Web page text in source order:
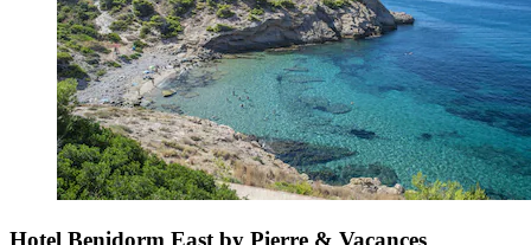
Hotel Benidorm East by Pierre & Vacances